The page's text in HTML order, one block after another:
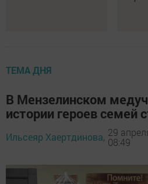
ТЕМА ДНЯ
В Мензелинском
истории героев семей
Ильсеяр Хаертдинова, 29
08:49